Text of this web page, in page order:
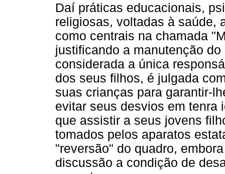
Daí práticas educacionais,
religiosas, voltadas à saúde,
como centrais na chamada
justificando a manutenção
considerada a única
dos seus filhos, é julgada
suas crianças para garantir-
evitar seus desvios em tenra
que assistir a seus jovens
tomados pelos aparatos
"reversão" do quadro,
discussão a condição de